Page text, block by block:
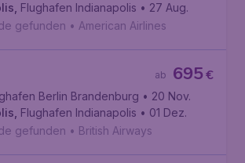
Flughafen Indianapolis • 27 Aug.
gefunden • American Airlines
€
695
ab
Berlin Brandenburg • 20 Nov.
Flughafen Indianapolis • 01 Dez.
gefunden • British Airways